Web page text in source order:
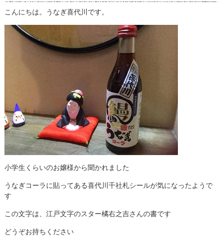
こんにちは。うなぎ喜代川です。
小学生くらいのお嬢様から聞かれました
うなぎコーラに貼ってある喜代川千社札シールが気になったようで
す
この文字は、江戸文字のスター橘右之吉さんの書です
どうぞお持ちください